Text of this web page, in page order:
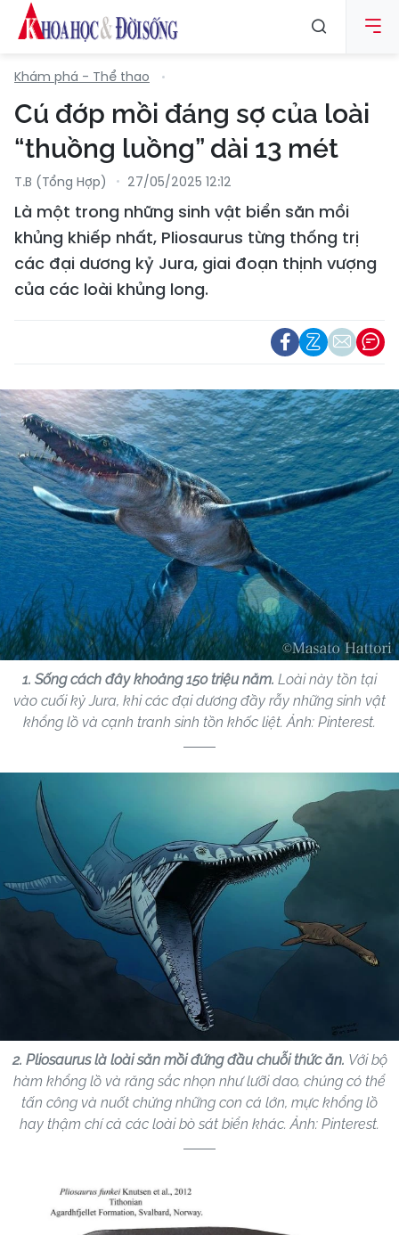
Khám phá - Thể thao
Cú đớp mồi đáng sợ của loài
“thuồng luồng” dài 13 mét
T.B (tổng Hợp) 27/05/2025 12:12
Là một trong những sinh vật biển săn mồi
khủng khiếp nhất, Pliosaurus từng thống trị
các đại dương kỷ Jura, giai đoạn thịnh vượng
của các loài khủng long.
1. Sống cách đây khoảng 150 triệu năm. Loài này tồn tại
vào cuối kỷ Jura, khi các đại dương đầy rẫy những sinh vật
khổng lồ và cạnh tranh sinh tồn khốc liệt. Ảnh: Pinterest.
2. Pliosaurus là loài săn mồi đứng đầu chuỗi thức ăn. Với bộ
hàm khổng lồ và răng sắc nhọn như lưỡi dao, chúng có thể
tấn công và nuốt chửng những con cá lớn, mực khổng lồ
hay thậm chí cả các loài bò sát biển khác. Ảnh: Pinterest.